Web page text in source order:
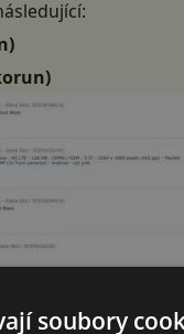
soubory